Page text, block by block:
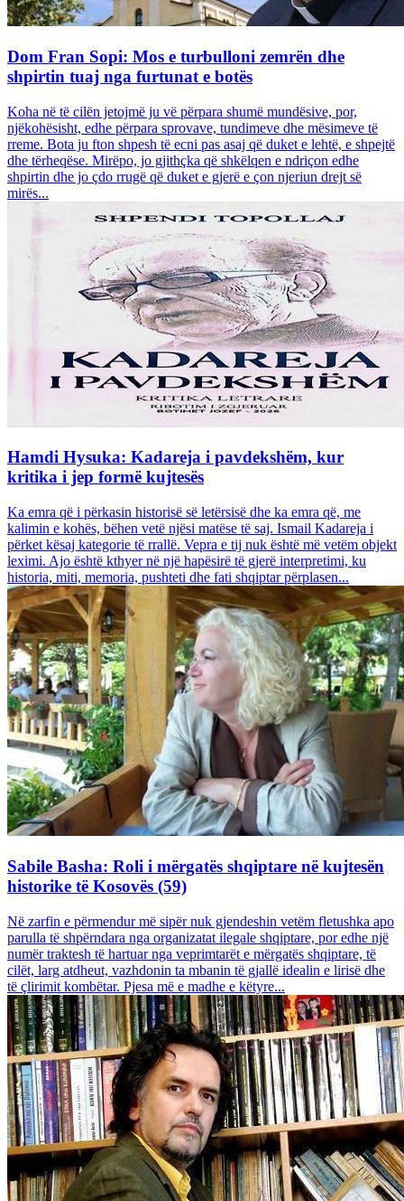
Dom Fran Sopi: Mos e turbulloni zemrën dhe
shpirtin tuaj nga furtunat e botës
Koha në të cilën jetojmë ju vë përpara shumë mundësive, por,
njëkohësisht, edhe përpara sprovave, tundimeve dhe mësimeve të
rreme. Bota ju fton shpesh të ecni pas asaj që duket e lehtë, e shpejtë
dhe tërheqëse. Mirëpo, jo gjithçka që shkëlqen e ndriçon edhe
shpirtin dhe jo çdo rrugë që duket e gjerë e çon njeriun drejt së
mirës...
Hamdi Hysuka: Kadareja i pavdekshëm, kur
kritika i jep formë kujtesës
Ka emra që i përkasin historisë së letërsisë dhe ka emra që, me
kalimin e kohës, bëhen vetë njësi matëse të saj. Ismail Kadareja i
përket kësaj kategorie të rrallë. Vepra e tij nuk është më vetëm objekt
leximi. Ajo është kthyer në një hapësirë të gjerë interpretimi, ku
historia, miti, memoria, pushteti dhe fati shqiptar përplasen...
Sabile Basha: Roli i mërgatës shqiptare në kujtesën
historike të Kosovës (59)
Në zarfin e përmendur më sipër nuk gjendeshin vetëm fletushka apo
parulla të shpërndara nga organizatat ilegale shqiptare, por edhe një
numër traktesh të hartuar nga veprimtarët e mërgatës shqiptare, të
cilët, larg atdheut, vazhdonin ta mbanin të gjallë idealin e lirisë dhe
të çlirimit kombëtar. Pjesa më e madhe e këtyre...